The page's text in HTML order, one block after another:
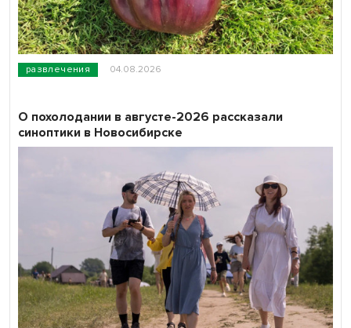
развлечения 04.08.2026
О похолодании в августе-2026 рассказали
синоптики в Новосибирске